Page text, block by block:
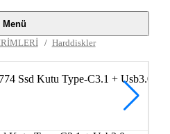
Menü
Harddiskler